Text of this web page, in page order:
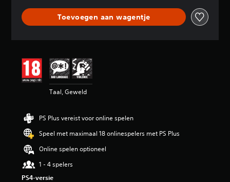
e
o
n
Toevoegen aan wagentje
Taal, Geweld
PS Plus vereist voor online spelen
Speel met maximaal 18 onlinespelers met PS Plus
Online spelen optioneel
1 - 4 spelers
PS4-versie